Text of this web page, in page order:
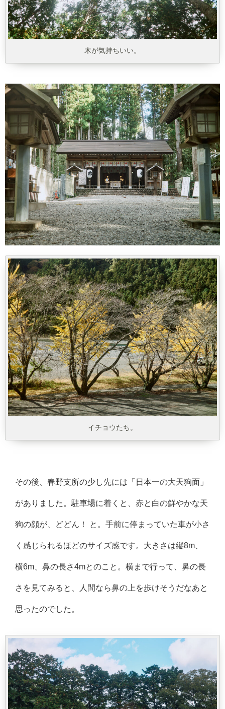
木が気持ちいい。
イチョウたち。
その後、春野支所の少し先には「日本一の大天狗面」
がありました。駐車場に着くと、赤と白の鮮やかな天
狗の顔が、どどん！ と。手前に停まっていた車が小さ
く感じられるほどのサイズ感です。大きさは縦8m、
横6m、鼻の長さ4mとのこと。横まで行って、鼻の長
さを見てみると、人間なら鼻の上を歩けそうだなあと
思ったのでした。